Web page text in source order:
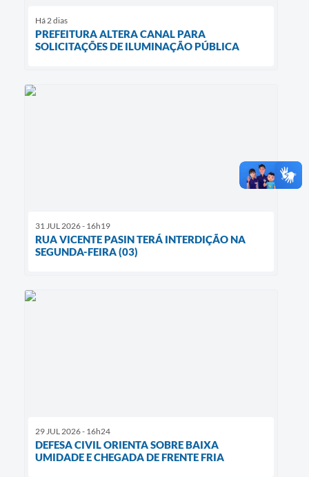
Há 2 dias
PREFEITURA ALTERA CANAL PARA
SOLICITAÇÕES DE ILUMINAÇÃO PÚBLICA
31 JUL 2026 - 16h19
RUA VICENTE PASIN TERÁ INTERDIÇÃO NA
SEGUNDA-FEIRA (03)
29 JUL 2026 - 16h24
DEFESA CIVIL ORIENTA SOBRE BAIXA
UMIDADE E CHEGADA DE FRENTE FRIA